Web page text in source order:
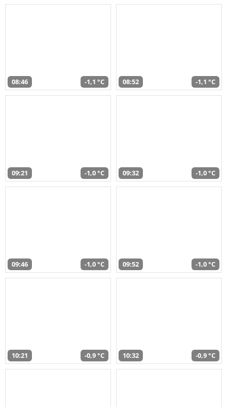
08:46 -1,1 °C 08:52 -1,1 °C
09:21 -1,0 °C 09:32 -1,0 °C
09:46 -1,0 °C 09:52 -1,0 °C
10:21 -0,9 °C 10:32 -0,9 °C